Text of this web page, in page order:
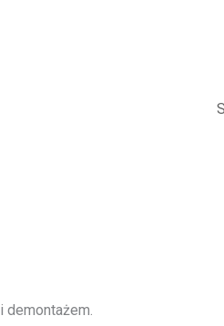
Wjazdowe
demontażem.